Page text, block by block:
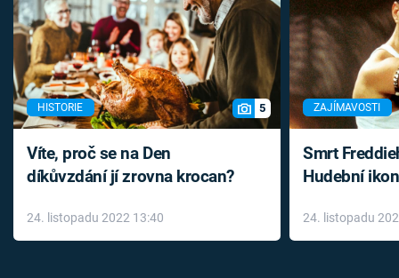
HISTORIE 5
Víte, proč se na Den
díkůvzdání jí zrovna krocan?
24. listopadu 2022 13:40
ZAJÍMAVOSTI
Smrt
Hudební
léky
24. listopadu